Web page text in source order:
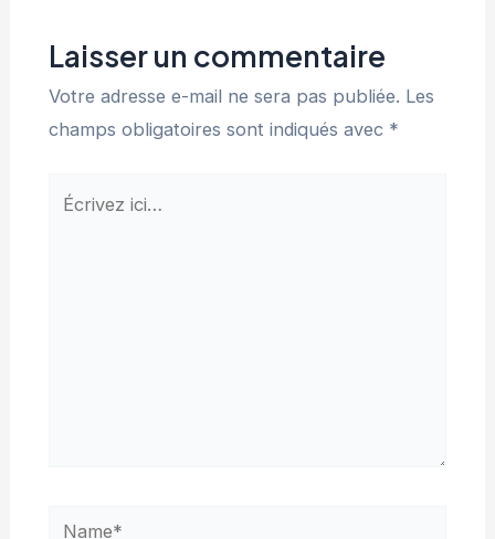
Laisser un commentaire
Votre adresse e-mail ne sera pas publiée. Les
champs obligatoires sont indiqués avec *
Écrivez
Name*